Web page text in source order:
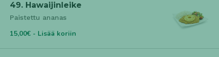
49. Hawaijinleike
Paistettu ananas
15,00€ - Lisää koriin